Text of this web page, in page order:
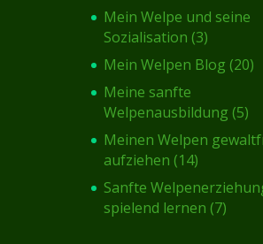
Mein Welpe und seine
Sozialisation (3)
Mein Welpen Blog (20)
Meine sanfte
Welpenausbildung (5)
Meinen Welpen
aufziehen (14)
Sanfte
spielend lernen (7)